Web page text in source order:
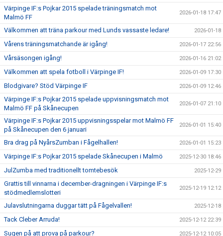
Värpinge IF:s Pojkar 2015 spelade träningsmatch mot
Malmö FF
2026-01-18 17:47
Välkommen att träna parkour med Lunds vassaste ledare! 2026-01-18
Vårens träningsmatchande är igång! 2026-01-17 22:56
Vårsäsongen igång! 2026-01-16 21:02
Välkommen att spela fotboll i Värpinge IF! 2026-01-09 17:30
Blodgivare? Stöd Värpinge IF 2026-01-09 12:46
Värpinge IF:s Pojkar 2015 spelade uppvisningsmatch mot
Malmö FF på Skånecupen
2026-01-07 21:10
Värpinge IF:s Pojkar 2015 uppvisningsspelar mot Malmö FF
på Skånecupen den 6 januari
2026-01-01 15:40
Bra drag på NyårsZumban i Fågelhallen! 2026-01-01 15:23
Värpinge IF:s Pojkar 2015 spelade Skånecupen i Malmö 2025-12-30 18:46
JulZumba med traditionellt tomtebesök 2025-12-29
Grattis till vinnarna i december-dragningen i Värpinge IF:s
stödmedlemslotteri
2025-12-19 12:12
Julavslutningarna duggar tätt på Fågelvallen! 2025-12-18
Tack Cleber Arruda! 2025-12-12 22:39
Sugen på att prova på parkour? 2025-12-12 10:05